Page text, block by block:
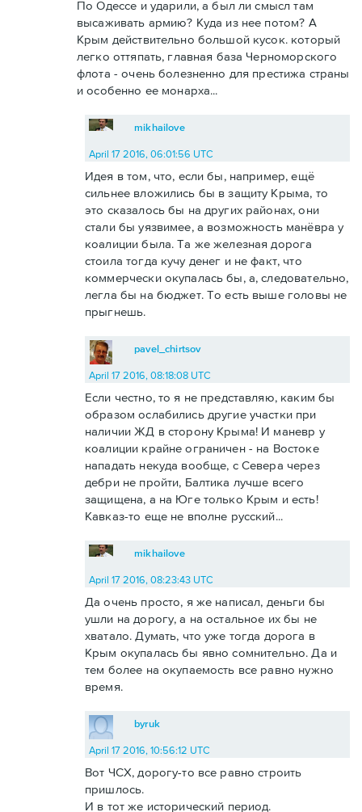
По Одессе и ударили, а был ли смысл там
высаживать армию? Куда из нее потом? А
Крым действительно большой кусок. который
легко оттяпать, главная база Черноморского
флота - очень болезненно для престижа страны
и особенно ее монарха...
mikhailove
April 17 2016, 06:01:56 UTC
Идея в том, что, если бы, например, ещё
сильнее вложились бы в защиту Крыма, то
это сказалось бы на других районах, они
стали бы уязвимее, а возможность манёвра у
коалиции была. Та же железная дорога
стоила тогда кучу денег и не факт, что
коммерчески окупалась бы, а, следовательно,
легла бы на бюджет. То есть выше головы не
прыгнешь.
pavel_chirtsov
April 17 2016, 08:18:08 UTC
Если честно, то я не представляю, каким бы
образом ослабились другие участки при
наличии ЖД в сторону Крыма! И маневр у
коалиции крайне ограничен - на Востоке
нападать некуда вообще, с Севера через
дебри не пройти, Балтика лучше всего
защищена, а на Юге только Крым и есть!
Кавказ-то еще не вполне русский...
mikhailove
April 17 2016, 08:23:43 UTC
Да очень просто, я же написал, деньги бы
ушли на дорогу, а на остальное их бы не
хватало. Думать, что уже тогда дорога в
Крым окупалась бы явно сомнительно. Да и
тем более на окупаемость все равно нужно
время.
byruk
April 17 2016, 10:56:12 UTC
Вот ЧСХ, дорогу-то все равно строить
пришлось.
И в тот же исторический период.